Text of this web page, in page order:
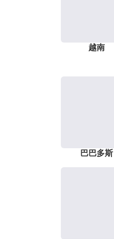
越南
巴巴多斯